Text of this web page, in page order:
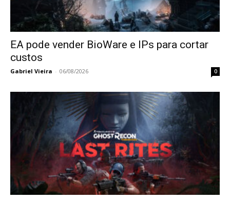
EA pode vender BioWare e IPs para cortar
custos
Gabriel Vieira - 06/08/2026 0